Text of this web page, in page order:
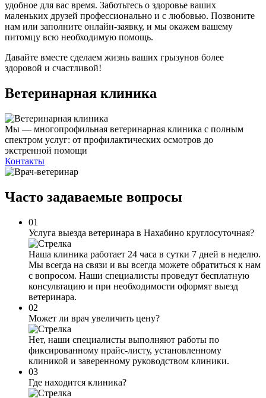
удобное для вас время. Заботьтесь о здоровье ваших
маленьких друзей профессионально и с любовью. Позвоните
нам или заполните онлайн-заявку, и мы окажем вашему
питомцу всю необходимую помощь.
Давайте вместе сделаем жизнь ваших грызунов более
здоровой и счастливой!
Ветеринарная клиника
Мы — многопрофильная ветеринарная клиника с полным
спектром услуг: от профилактических осмотров до
экстренной помощи
Контакты
Часто задаваемые вопросы
01
Услуга выезда ветеринара в Нахабино круглосуточная?
Наша клиника работает 24 часа в сутки 7 дней в неделю.
Мы всегда на связи и вы всегда можете обратиться к нам
с вопросом. Наши специалисты проведут бесплатную
консультацию и при необходимости оформят выезд
ветеринара.
02
Может ли врач увеличить цену?
Нет, наши специалисты выполняют работы по
фиксированному прайс-листу, установленному
клиникой и заверенному руководством клиники.
03
Где находится клиника?